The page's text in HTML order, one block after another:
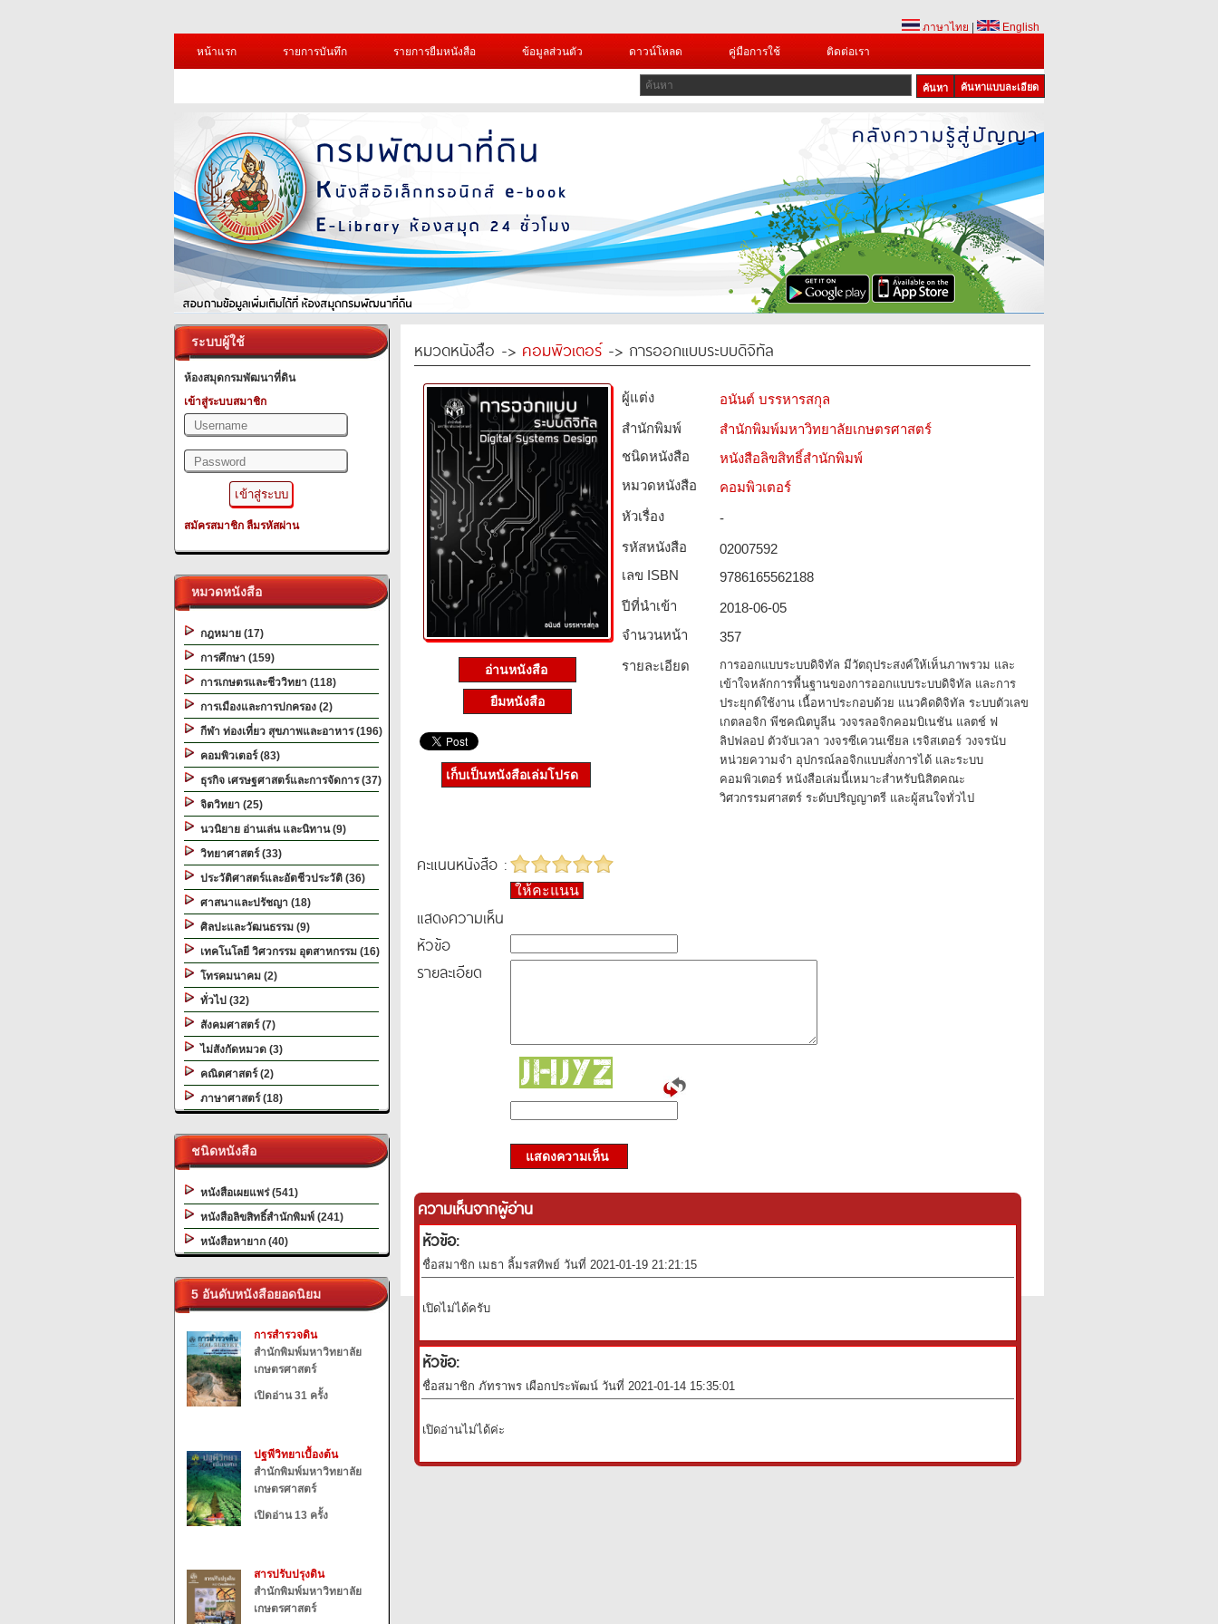
ภาษาไทย
English
หน้าแรก
รายการบันทึก รายการยืมหนังสือ ข้อมูลส่วนตัว ดาวน์โหลด คู่มือการใช้ ติดต่อเรา
ค้นหาแบบละเอียด
1 2 3
ระบบผู้ใช้
ห้องสมุดกรมพัฒนาที่ดิน
เข้าสู่ระบบสมาชิก
สมัครสมาชิก ลืมรหัสผ่าน
หมวดหนังสือ
กฎหมาย (17)
การศึกษา (159)
การเกษตรและชีววิทยา (118)
การเมืองและการปกครอง (2)
กีฬา ท่องเที่ยว สุขภาพและอาหาร (196)
คอมพิวเตอร์ (83)
ธุรกิจ เศรษฐศาสตร์และการจัดการ (37)
จิตวิทยา (25)
นวนิยาย อ่านเล่น และนิทาน (9)
วิทยาศาสตร์ (33)
ประวัติศาสตร์และอัตชีวประวัติ (36)
ศาสนาและปรัชญา (18)
ศิลปะและวัฒนธรรม (9)
เทคโนโลยี วิศวกรรม อุตสาหกรรม (16)
โทรคมนาคม (2)
ทั่วไป (32)
สังคมศาสตร์ (7)
ไม่สังกัดหมวด (3)
คณิตศาสตร์ (2)
ภาษาศาสตร์ (18)
ชนิดหนังสือ
หนังสือเผยแพร่ (541)
หนังสือลิขสิทธิ์สำนักพิมพ์ (241)
หนังสือหายาก (40)
5 อันดับหนังสือยอดนิยม
การสำรวจดิน
สำนักพิมพ์มหาวิทยาลัย
เกษตรศาสตร์
เปิดอ่าน 31 ครั้ง
ปฐพีวิทยาเบื้องต้น
สำนักพิมพ์มหาวิทยาลัย
เกษตรศาสตร์
เปิดอ่าน 13 ครั้ง
สารปรับปรุงดิน
สำนักพิมพ์มหาวิทยาลัย
เกษตรศาสตร์
หมวดหนังสือ -> คอมพิวเตอร์-> การออกแบบระบบดิจิทัล
อ่านหนังสือ
ยืมหนังสือ
ผู้แต่ง
อนันต์ บรรหารสกุล
สำนักพิมพ์
สำนักพิมพ์มหาวิทยาลัยเกษตรศาสตร์
ชนิดหนังสือ­
หนังสือลิขสิทธิ์สำนักพิมพ์
หมวดหนังสือ­
คอมพิวเตอร์
หัวเรื่อง
-
รหัสหนังสือ­
02007592
เลข ISBN
9786165562188
ปีที่นำเข้า
2018-06-05
จำนวนหน้า
357
รายละเอียด
การออกแบบระบบดิจิทัล มีวัตถุประสงค์ให้เห็นภาพรวม และ
เข้าใจหลักการพื้นฐานของการออกแบบระบบดิจิทัล และการ
ประยุกต์ใช้งาน เนื้อหาประกอบด้วย แนวคิดดิจิทัล ระบบตัวเลข
เกตลอจิก พีชคณิตบูลีน วงจรลอจิกคอมบิเนชัน แลตช์ ฟ
ลิปฟลอป ตัวจับเวลา วงจรซีเควนเชียล เรจิสเตอร์ วงจรนับ
หน่วยความจำ อุปกรณ์ลอจิกแบบสั่งการได้ และระบบ
คอมพิวเตอร์ หนังสือเล่มนี้เหมาะสำหรับนิสิตคณะ
วิศวกรรมศาสตร์ ระดับปริญญาตรี และผู้สนใจทั่วไป
เก็บเป็นหนังสือเล่มโปรด
คะแนนหนังสือ :
ให้คะแนน
แสดงความเห็น
หัวข้อ
รายละเอียด
แสดงความเห็น
ความเห็นจากผู้อ่าน
หัวข้อ:
ชื่อสมาชิก เมธา ลิ้มรสทิพย์ วันที่ 2021-01-19 21:21:15
เปิดไม่ได้ครับ
หัวข้อ:
ชื่อสมาชิก ภัทราพร เผือกประพัฒน์ วันที่ 2021-01-14 15:35:01
เปิดอ่านไม่ได้ค่ะ